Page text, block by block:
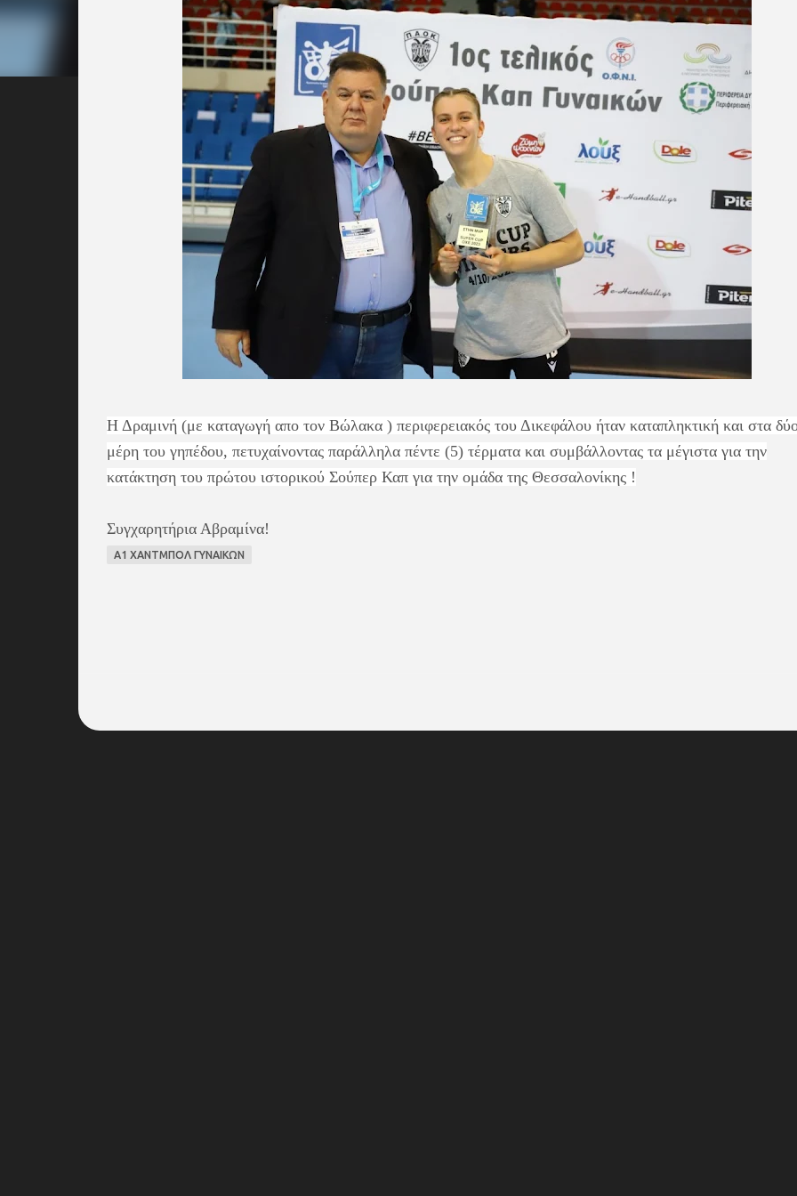
Η Δραμινή (με καταγωγή απο τον Βώλακα ) περιφερειακός του Δικεφάλου ήταν καταπληκτική και στα
μέρη του γηπέδου, πετυχαίνοντας παράλληλα πέντε (5) τέρματα και συμβάλλοντας τα μέγιστα για την
κατάκτηση του πρώτου ιστορικού Σούπερ Καπ για την ομάδα της Θεσσαλονίκης !
Συγχαρητήρια Αβραμίνα!
Α1 ΧΑΝΤΜΠΟΛ ΓΥΝΑΙΚΩΝ